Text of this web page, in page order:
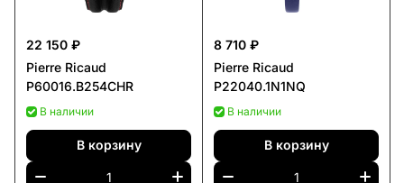
22 150 ₽
Pierre Ricaud
P60016.B254CHR
В наличии
В корзину
8 710 ₽
Pierre Ricaud
P22040.1N1NQ
В наличии
В корзину